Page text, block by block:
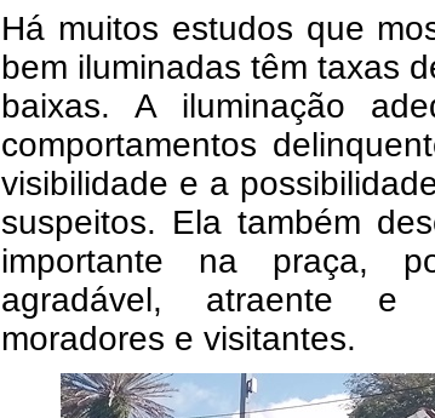
Há muitos estudos que
bem iluminadas têm taxas
baixas. A iluminação
comportamentos
visibilidade e a
suspeitos. Ela também
importante na praça,
agradável, atraente
moradores e visitantes.